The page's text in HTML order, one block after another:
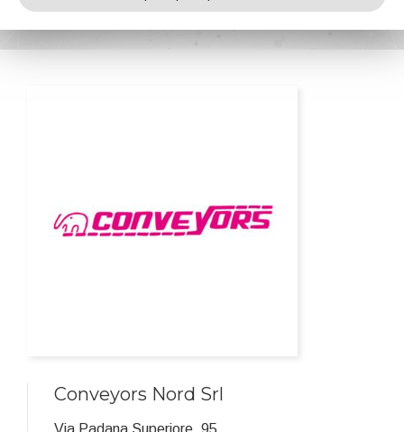
Home ipcm®Pedia Conveyors Nord Srl
Conveyors Nord Srl
Via Padana Superiore, 95